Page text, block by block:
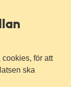
för att
ska